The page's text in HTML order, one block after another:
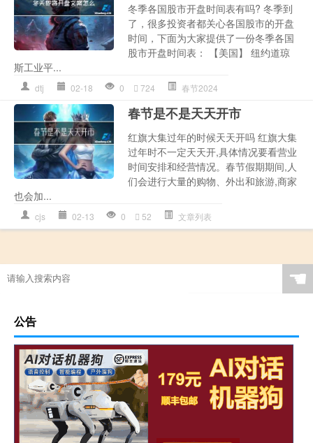
冬季各国股市开盘时间表有吗? 冬季到
了，很多投资者都关心各国股市的开盘
时间，下面为大家提供了一份冬季各国
股市开盘时间表： 【美国】 纽约道琼
斯工业平...
dtj 02-18 0 724 春节2024
春节是不是天天开市
红旗大集过年的时候天天开吗 红旗大集
过年时不一定天天开,具体情况要看营业
时间安排和经营情况。春节假期期间,人
们会进行大量的购物、外出和旅游,商家
也会加...
cjs 02-13 0 52 文章列表
☚
公告